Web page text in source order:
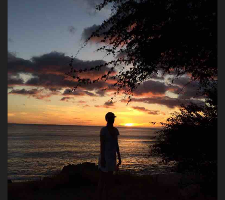
の
を
忘
れ
て
た